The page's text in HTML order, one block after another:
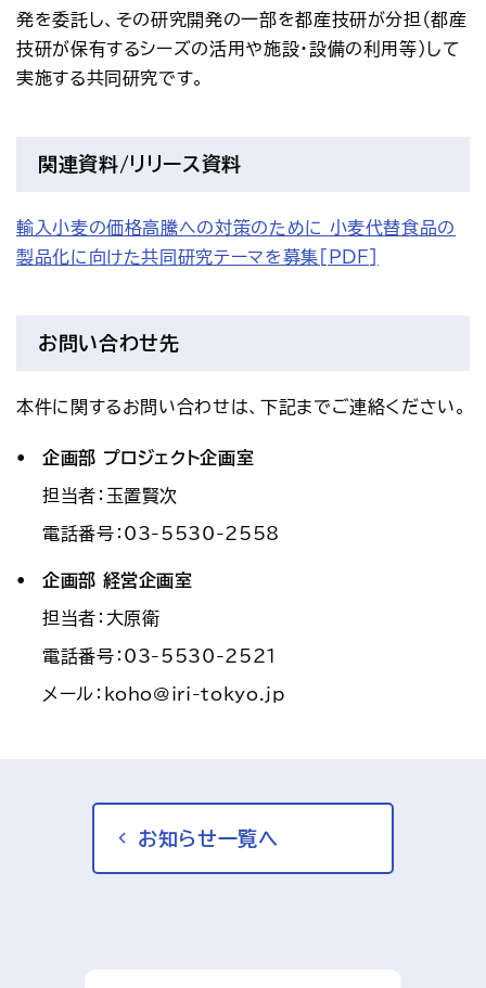
発を委託し、その研究開発の一部を都産技研が分担（都産
技研が保有するシーズの活用や施設・設備の利用等）して
実施する共同研究です。
関連資料/リリース資料
輸入小麦の価格高騰への対策のために 小麦代替食品の
製品化に向けた共同研究テーマを募集
お問い合わせ先
本件に関するお問い合わせは、下記までご連絡ください。
企画部 プロジェクト企画室
担当者：玉置賢次
電話番号：03-5530-2558
企画部 経営企画室
担当者：大原衛
電話番号：03-5530-2521
メール：koho@iri-tokyo.jp
お知らせ一覧へ